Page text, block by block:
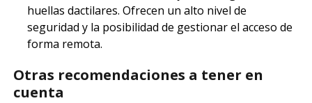
huellas dactilares. Ofrecen un alto nivel de
seguridad y la posibilidad de gestionar el acceso de
forma remota.
Otras recomendaciones a tener en
cuenta